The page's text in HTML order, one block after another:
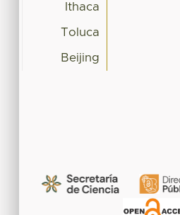
Ithaca
Toluca
Beijing